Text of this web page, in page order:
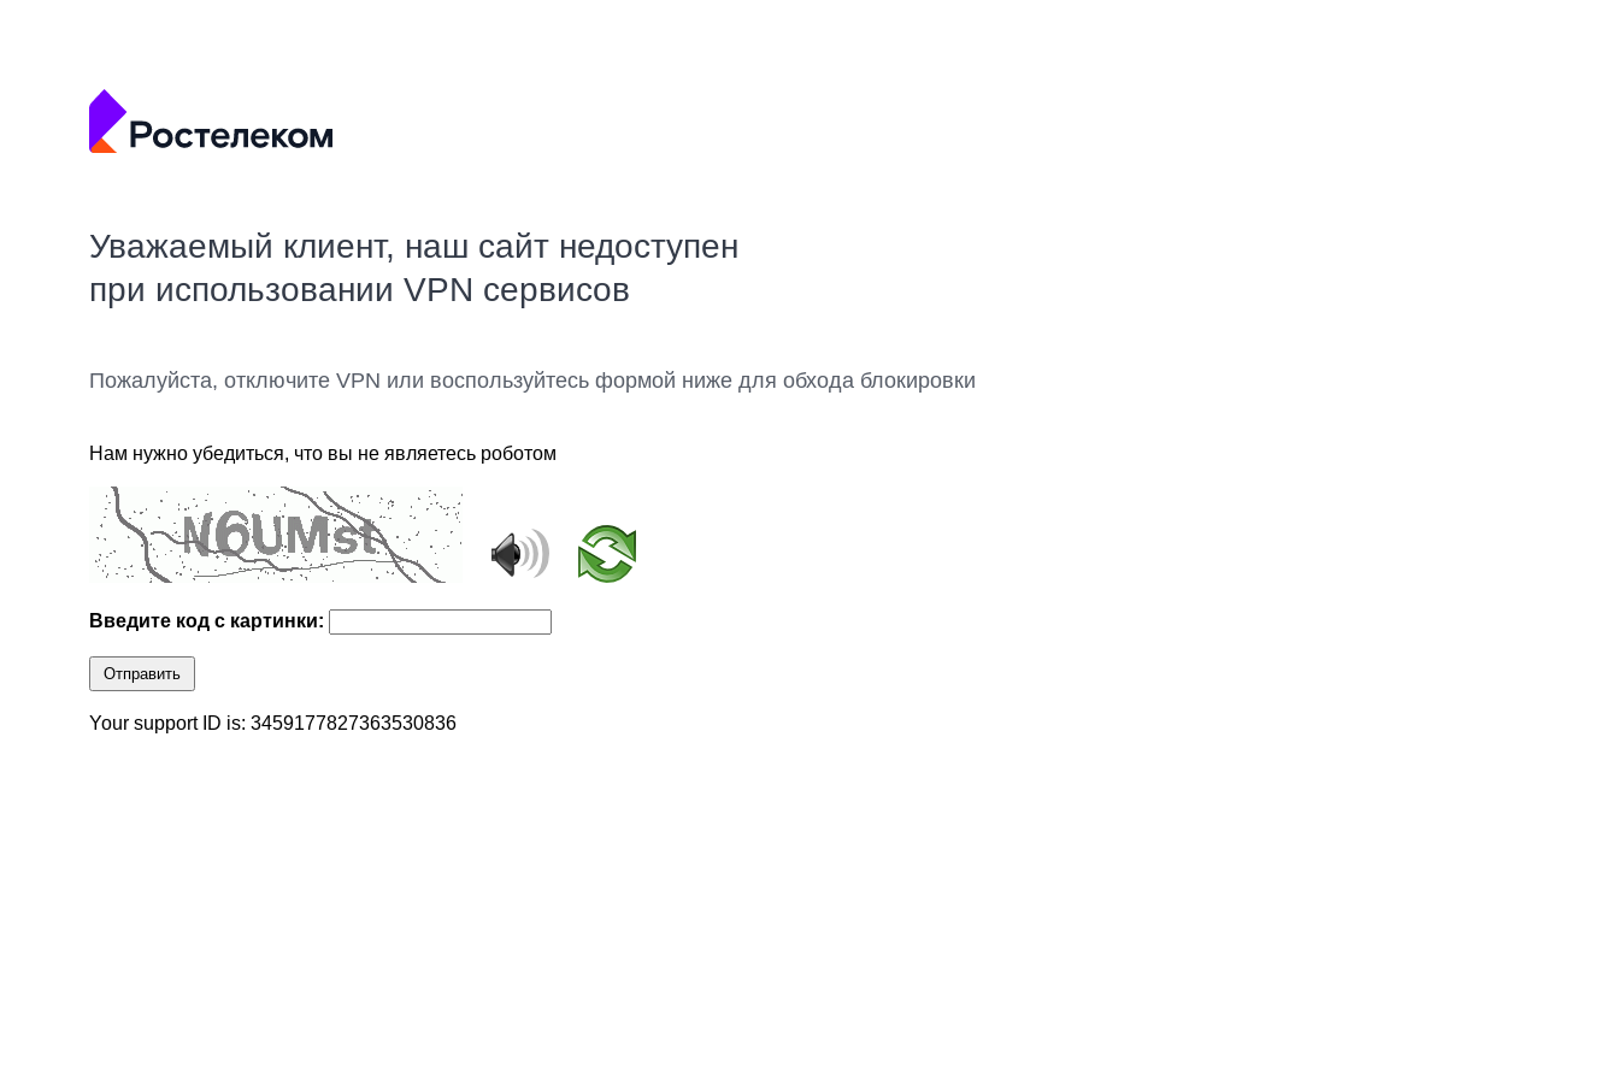
Уважаемый клиент, наш сайт недоступен
при использовании VPN сервисов
Пожалуйста, отключите VPN или воспользуйтесь формой ниже для обхода блокировки
Нам нужно убедиться, что вы не являетесь роботом
Введите код с картинки:
Отправить
Your support ID is: 3459177827363530836